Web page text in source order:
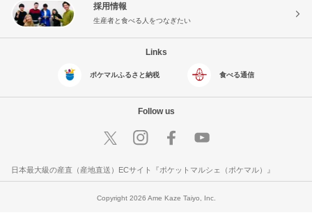
採用情報
生産者と食べる人をつなぎたい
Links
ポケマルふるさと納税 食べる通信
Follow us
日本最大級の産直（産地直送）ECサイト『ポケットマルシェ（ポケマル）』
Copyright 2026 Ame Kaze Taiyo, Inc.